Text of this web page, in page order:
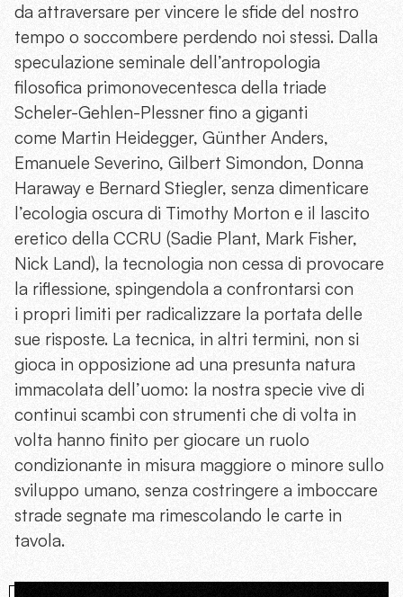
da attraversare per vincere le sfide del nostro
tempo o soccombere perdendo noi stessi. Dalla
speculazione seminale dell’antropologia
filosofica primonovecentesca della triade
Scheler-Gehlen-Plessner fino a giganti
come Martin Heidegger, Günther Anders,
Emanuele Severino, Gilbert Simondon, Donna
Haraway e Bernard Stiegler, senza dimenticare
l’ecologia oscura di Timothy Morton e il lascito
eretico della CCRU (Sadie Plant, Mark Fisher,
Nick Land), la tecnologia non cessa di provocare
la riflessione, spingendola a confrontarsi con
i propri limiti per radicalizzare la portata delle
sue risposte. La tecnica, in altri termini, non si
gioca in opposizione ad una presunta natura
immacolata dell’uomo: la nostra specie vive di
continui scambi con strumenti che di volta in
volta hanno finito per giocare un ruolo
condizionante in misura maggiore o minore sullo
sviluppo umano, senza costringere a imboccare
strade segnate ma rimescolando le carte in
tavola.